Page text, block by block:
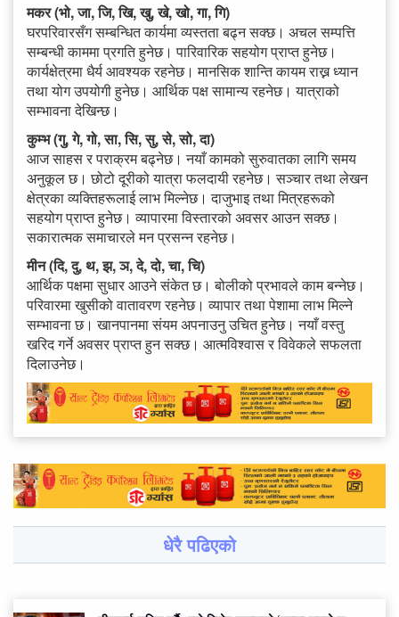
मकर (भो, जा, जि, खि, खु, खे, खो, गा, गि)
घरपरिवारसँग सम्बन्धित कार्यमा व्यस्तता बढ्न सक्छ। अचल सम्पत्ति
सम्बन्धी काममा प्रगति हुनेछ। पारिवारिक सहयोग प्राप्त हुनेछ।
कार्यक्षेत्रमा धैर्य आवश्यक रहनेछ। मानसिक शान्ति कायम राख्न ध्यान
तथा योग उपयोगी हुनेछ। आर्थिक पक्ष सामान्य रहनेछ। यात्राको
सम्भावना देखिन्छ।
कुम्भ (गु, गे, गो, सा, सि, सु, से, सो, दा)
आज साहस र पराक्रम बढ्नेछ। नयाँ कामको सुरुवातका लागि समय
अनुकूल छ। छोटो दूरीको यात्रा फलदायी रहनेछ। सञ्चार तथा लेखन
क्षेत्रका व्यक्तिहरूलाई लाभ मिल्नेछ। दाजुभाइ तथा मित्रहरूको
सहयोग प्राप्त हुनेछ। व्यापारमा विस्तारको अवसर आउन सक्छ।
सकारात्मक समाचारले मन प्रसन्न रहनेछ।
मीन (दि, दु, थ, झ, ञ, दे, दो, चा, चि)
आर्थिक पक्षमा सुधार आउने संकेत छ। बोलीको प्रभावले काम बन्नेछ।
परिवारमा खुसीको वातावरण रहनेछ। व्यापार तथा पेशामा लाभ मिल्ने
सम्भावना छ। खानपानमा संयम अपनाउनु उचित हुनेछ। नयाँ वस्तु
खरिद गर्ने अवसर प्राप्त हुन सक्छ। आत्मविश्वास र विवेकले सफलता
दिलाउनेछ।
धेरै पढिएको